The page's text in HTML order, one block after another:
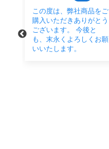
この度は、弊社商品をご
購入いただきありがとう
ございます。 今後と
も、末永くよろしくお願
いいたします。